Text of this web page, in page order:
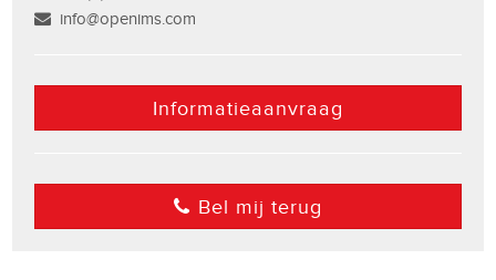
info@openims.com
Informatieaanvraag
Bel mij terug